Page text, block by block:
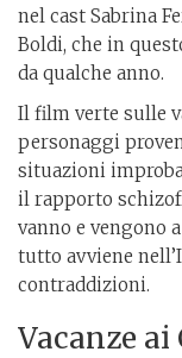
nel cast Sabrina
Boldi, che in
da qualche anno.
Il film verte sulle
personaggi
situazioni
il rapporto
vanno e vengono
tutto avviene
contraddizioni.
Vacanze ai